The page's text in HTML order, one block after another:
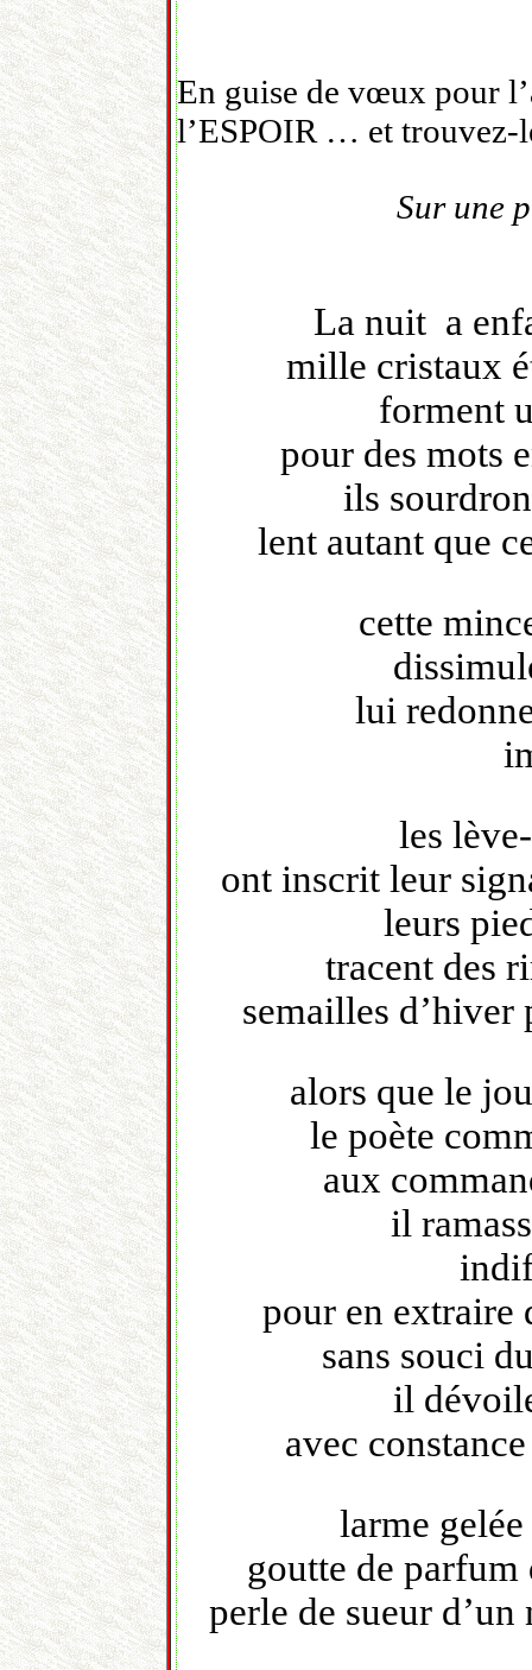
En guise de vœux pour
l’ESPOIR … et trouvez-
Sur une
La nuit a
mille cristaux
forment
pour des mots
ils
lent autant que
cette
lui
les
ont inscrit leur
leurs
tracent des
semailles
alors que le
le poète
aux
il
pour en extraire
sans souci
il
avec
larme
goutte de parfum
perle de sueur